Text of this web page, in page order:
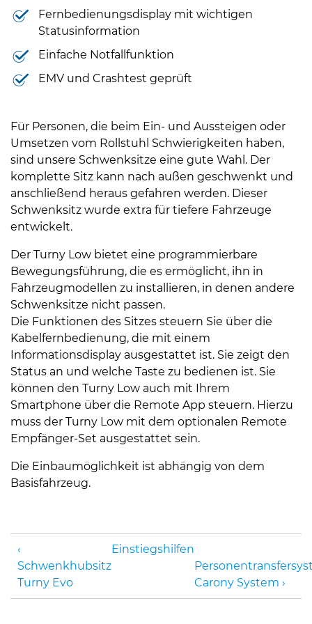
Fernbedienungsdisplay mit wichtigen
Statusinformation
Einfache Notfallfunktion
EMV und Crashtest geprüft
Für Personen, die beim Ein- und Aussteigen oder
Umsetzen vom Rollstuhl Schwierigkeiten haben,
sind unsere Schwenksitze eine gute Wahl. Der
komplette Sitz kann nach außen geschwenkt und
anschließend heraus gefahren werden. Dieser
Schwenksitz wurde extra für tiefere Fahrzeuge
entwickelt.
Der Turny Low bietet eine programmierbare
Bewegungsführung, die es ermöglicht, ihn in
Fahrzeugmodellen zu installieren, in denen andere
Schwenksitze nicht passen.
Die Funktionen des Sitzes steuern Sie über die
Kabelfernbedienung, die mit einem
Informationsdisplay ausgestattet ist. Sie zeigt den
Status an und welche Taste zu bedienen ist. Sie
können den Turny Low auch mit Ihrem
Smartphone über die Remote App steuern. Hierzu
muss der Turny Low mit dem optionalen Remote
Empfänger-Set ausgestattet sein.
Die Einbaumöglichkeit ist abhängig von dem
Basisfahrzeug.
Schwenkhubsitz
Turny Evo
Einstiegshilfen
Carony System